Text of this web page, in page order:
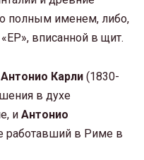
полным именем, либо,
вписанной в щит.
Антонио Карли (1830-
в духе
и Антонио
работавший в Риме в